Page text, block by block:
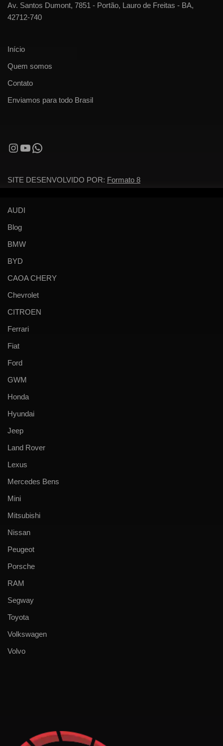
Av. Santos Dumont, 7851 - Portão, Lauro de Freitas - BA,
42712-740
Início
Quem somos
Contato
Enviamos para todo Brasil
SITE DESENVOLVIDO POR: Formato 8
AUDI
Blog
BMW
BYD
CAOA CHERY
Chevrolet
CITROEN
Ferrari
Fiat
Ford
GWM
Honda
Hyundai
Jeep
Land Rover
Lexus
Mercedes Bens
Mini
Mitsubishi
Nissan
Peugeot
Porsche
RAM
Segway
Toyota
Volkswagen
Volvo